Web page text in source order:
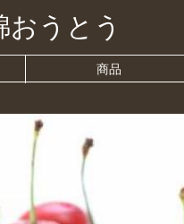
おうとう
商品